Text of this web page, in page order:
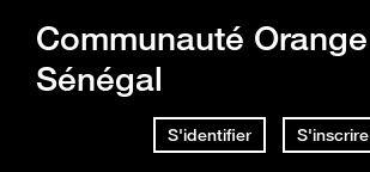
Communauté Orange
Sénégal
S'identifier S'inscrire